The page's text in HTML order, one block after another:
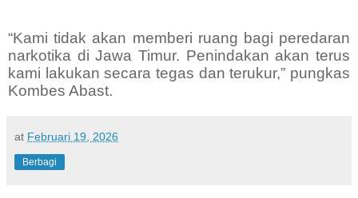
“Kami tidak akan memberi ruang bagi peredaran
narkotika di Jawa Timur. Penindakan akan terus
kami lakukan secara tegas dan terukur,” pungkas
Kombes Abast.
at Februari 19, 2026
Berbagi